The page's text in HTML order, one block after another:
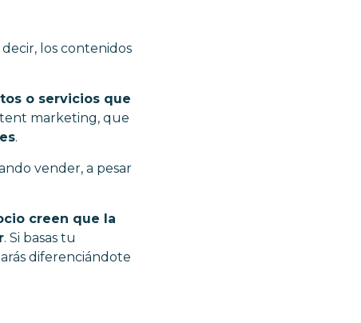
decir, los contenidos
o servicios que
marketing, que
.
vender, a pesar
creen que la
. Si basas tu
diferenciándote